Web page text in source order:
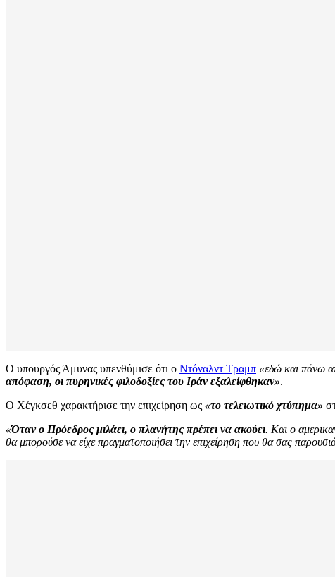
Ο υπουργός Άμυνας υπενθύμισε ότι ο Ντόναλντ Τραμπ «εδώ και πάνω
απόφαση, οι πυρηνικές φιλοδοξίες του Ιράν εξαλείφθηκαν».
Ο Χέγκσεθ χαρακτήρισε την επιχείρηση ως «το τελειωτικό χτύπημα»
«Όταν ο Πρόεδρος μιλάει, ο πλανήτης πρέπει να ακούει. Και ο
θα μπορούσε να είχε πραγματοποιήσει την επιχείρηση που θα σας